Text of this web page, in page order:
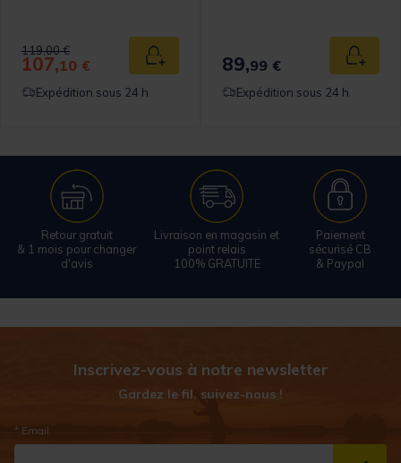
panier
Price reduced from
119,00 €to
107,10 € Ajouter au panier
Expédition sous 24 h
89,99 €
Expédition sous 24 h
Retour gratuit
& 1 mois pour changer
d'avis
Livraison en magasin et
point relais
100% GRATUITE
Paiement
sécurisé CB
& Paypal
Inscrivez-vous à notre newsletter
Gardez le fil, suivez-nous !
* Email